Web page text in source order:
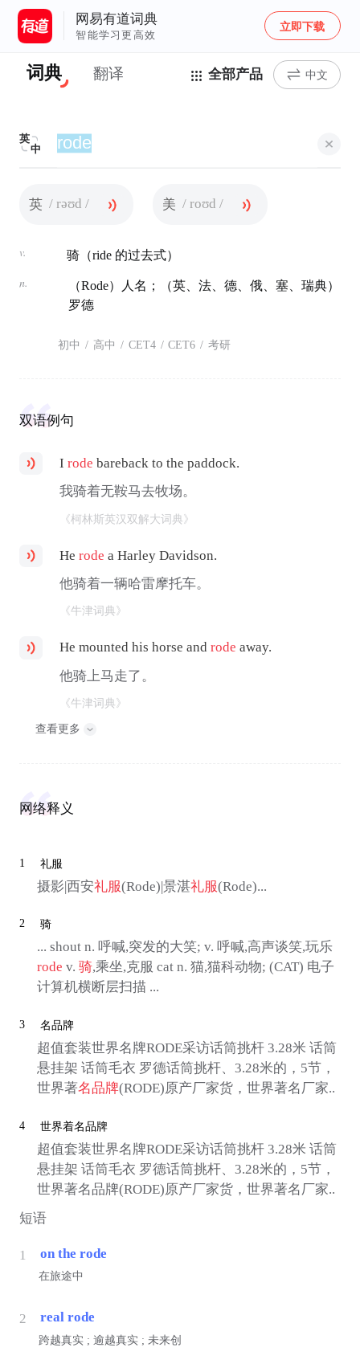
网易有道词典
智能学习更高效
立即下载
词典 翻译 全部产品 中文
英
中
英 / rəʊd / 美 / roʊd /
v. 骑（ride 的过去式）
n.
（Rode）人名；（英、法、德、俄、塞、瑞典）
罗德
初中 / 高中 / CET4 / CET6 / 考研
双语例句
Irode bareback to the paddock.
我骑着无鞍马去牧场。
《柯林斯英汉双解大词典》
Herode a Harley Davidson.
他骑着一辆哈雷摩托车。
《牛津词典》
He mounted his horse androde away.
他骑上马走了。
《牛津词典》
查看更多
网络释义
1 礼服
摄影|西安礼服(Rode)|景湛礼服(Rode)...
2 骑
... shout n. 呼喊,突发的大笑; v. 呼喊,高声谈笑,玩乐
rode v. 骑,乘坐,克服 cat n. 猫,猫科动物; (CAT) 电子
计算机横断层扫描 ...
3 名品牌
超值套装世界名牌RODE采访话筒挑杆 3.28米 话筒
悬挂架 话筒毛衣 罗德话筒挑杆、3.28米的，5节，
世界著名品牌(RODE)原产厂家货，世界著名厂家..
4 世界着名品牌
超值套装世界名牌RODE采访话筒挑杆 3.28米 话筒
悬挂架 话筒毛衣 罗德话筒挑杆、3.28米的，5节，
世界著名品牌(RODE)原产厂家货，世界著名厂家..
短语
1 on the rode
在旅途中
2 real rode
跨越真实 ; 逾越真实 ; 未来创